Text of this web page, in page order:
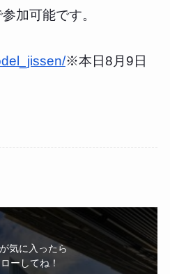
加可能です。
※本日8月9日
気に入ったら
ーしてね！